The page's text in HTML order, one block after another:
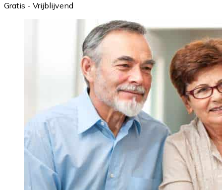
Gratis - Vrijblijvend